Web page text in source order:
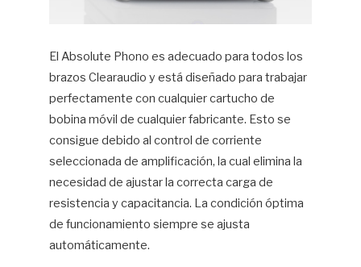
El Absolute Phono es adecuado para todos los
brazos Clearaudio y está diseñado para trabajar
perfectamente con cualquier cartucho de
bobina móvil de cualquier fabricante. Esto se
consigue debido al control de corriente
seleccionada de amplificación, la cual elimina la
necesidad de ajustar la correcta carga de
resistencia y capacitancia. La condición óptima
de funcionamiento siempre se ajusta
automáticamente.